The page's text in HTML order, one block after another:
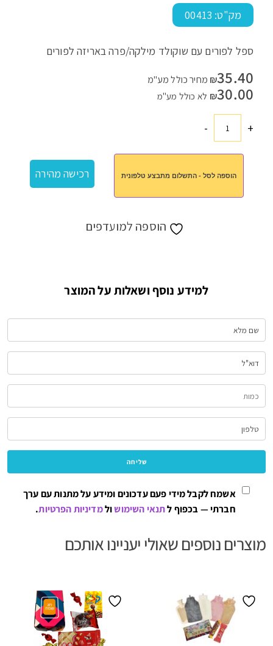
מק"ט: 00413
ספל לפורים עם שוקולד מילקה/פרה באריזה לפורים
₪35.40
מחיר כולל מע"מ
₪30.00 לא כולל מע"מ
+כמות
לפורים
ושוקולד
-
הוספה לסל - התשלום מתבצע טלפונית רכישה מהירה
הוספה למועדפים
למידע נוסף ושאלות על המוצר
אשמח לקבל מידי פעם עדכונים ומידע על מתנות עם ערך
חברתי — בכפוף לתנאי השימושולמדיניות הפרטיות.
מוצרים נוספים שאולי יעניינו אותכם